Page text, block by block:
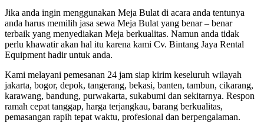
Jika anda ingin menggunakan Meja Bulat di acara anda tentunya
anda harus memilih jasa sewa Meja Bulat yang benar – benar
terbaik yang menyediakan Meja berkualitas. Namun anda tidak
perlu khawatir akan hal itu karena kami Cv. Bintang Jaya Rental
Equipment hadir untuk anda.
Kami melayani pemesanan 24 jam siap kirim keseluruh wilayah
jakarta, bogor, depok, tangerang, bekasi, banten, tambun, cikarang,
karawang, bandung, purwakarta, sukabumi dan sekitarnya. Respon
ramah cepat tanggap, harga terjangkau, barang berkualitas,
pemasangan rapih tepat waktu, profesional dan berpengalaman.